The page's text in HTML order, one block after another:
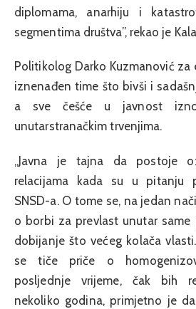
diplomama, anarhiju i
segmentima društva”, rekao je
Politikolog Darko Kuzmanović za
iznenađen time što bivši i
a sve češće u javnost
unutarstranačkim trvenjima.
„Javna je tajna da postoje
relacijama kada su u pitanju
SNSD-a. O tome se, na jedan
o borbi za prevlast unutar
dobijanje što većeg kolača
se tiče priče o
posljednje vrijeme, čak bih
nekoliko godina, primjetno je